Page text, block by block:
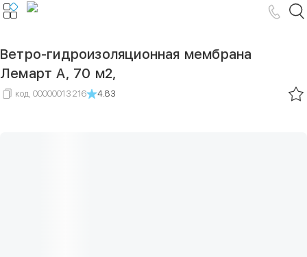
Ветро-гидроизоляционная мембрана
Лемарт A, 70 м2,
код 00000013216 4.83